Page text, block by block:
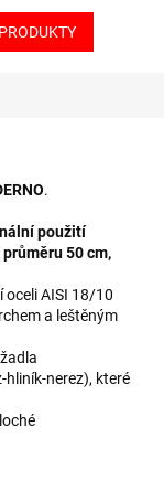
.
použití
50 cm,
oceli AISI 18/10
a leštěným
hliník-nerez), které